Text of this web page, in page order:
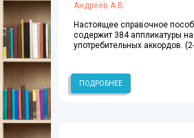
Андреев А.В.
Настоящее справочное
содержит 384 аппликатуры
употребительных аккордов.
ПОДРОБНЕЕ